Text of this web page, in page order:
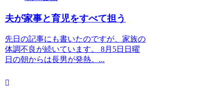
夫が家事と育児をすべて担う
先日の記事にも書いたのですが、家族の
体調不良が続いています。 8月5日日曜
日の朝からは長男が発熱。...